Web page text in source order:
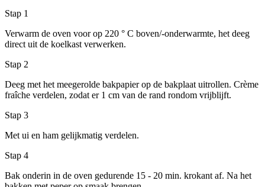
Stap 1
Verwarm de oven voor op 220 ° C boven/-onderwarmte, het deeg
direct uit de koelkast verwerken.
Stap 2
Deeg met het meegerolde bakpapier op de bakplaat uitrollen. Crème
fraîche verdelen, zodat er 1 cm van de rand rondom vrijblijft.
Stap 3
Met ui en ham gelijkmatig verdelen.
Stap 4
Bak onderin in de oven gedurende 15 - 20 min. krokant af. Na het